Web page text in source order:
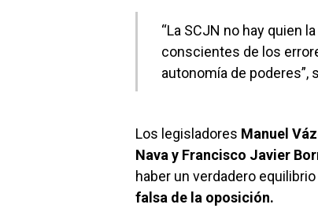
“La SCJN no hay quien
conscientes de los
autonomía de poderes”,
Los legisladores Manuel
Nava y Francisco Javier
haber un verdadero
falsa de la oposición.